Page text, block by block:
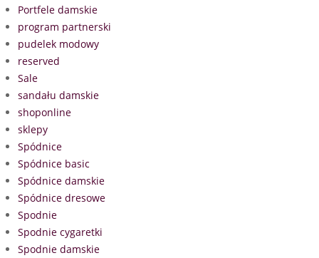
Portfele damskie
program partnerski
pudelek modowy
reserved
Sale
sandału damskie
shoponline
sklepy
Spódnice
Spódnice basic
Spódnice damskie
Spódnice dresowe
Spodnie
Spodnie cygaretki
Spodnie damskie